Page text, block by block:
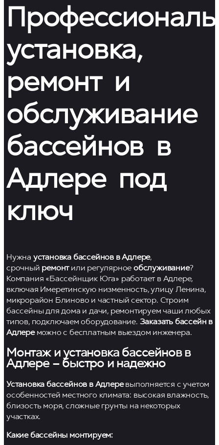
установка,
ремонт и
обслуживание
бассейнов в
Адлере под
ключ
Нужна установка бассейнов в Адлере,
срочный ремонтили регулярноеобслуживание?
Компания «Бассейнщик Юга» работает в Адлере,
включая Имеретинскую низменность, улицу Ленина,
микрорайон Блиново и частный сектор. Строим
бассейны для дома и дачи, ремонтируем чаши любых
типов, подключаем оборудование. Заказать бассейн в
Адлереможно с бесплатным выездом инженера.
Монтаж и установка бассейнов в
Адлере – быстро и надежно
Установка бассейнов в Адлеревыполняется с учетом
особенностей местного климата: высокая влажность,
близость моря, сложные грунты на некоторых
участках.
Какие бассейны монтируем: